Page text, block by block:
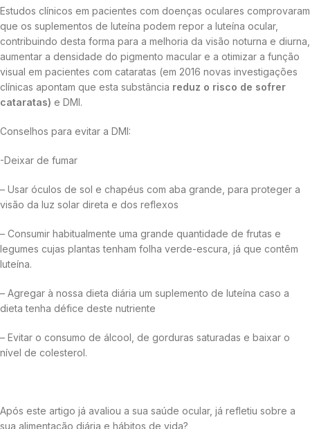
Estudos clínicos em pacientes com doenças oculares comprovaram
que os suplementos de luteína podem repor a luteína ocular,
contribuindo desta forma para a melhoria da visão noturna e diurna,
aumentar a densidade do pigmento macular e a otimizar a função
visual em pacientes com cataratas (em 2016 novas investigações
clínicas apontam que esta substância reduz o risco de sofrer
cataratas) e DMI.
Conselhos para evitar a DMI:
-Deixar de fumar
– Usar óculos de sol e chapéus com aba grande, para proteger a
visão da luz solar direta e dos reflexos
– Consumir habitualmente uma grande quantidade de frutas e
legumes cujas plantas tenham folha verde-escura, já que contêm
luteína.
– Agregar à nossa dieta diária um suplemento de luteína caso a
dieta tenha défice deste nutriente
– Evitar o consumo de álcool, de gorduras saturadas e baixar o
nível de colesterol.
Após este artigo já avaliou a sua saúde ocular, já refletiu sobre a
sua alimentação diária e hábitos de vida?